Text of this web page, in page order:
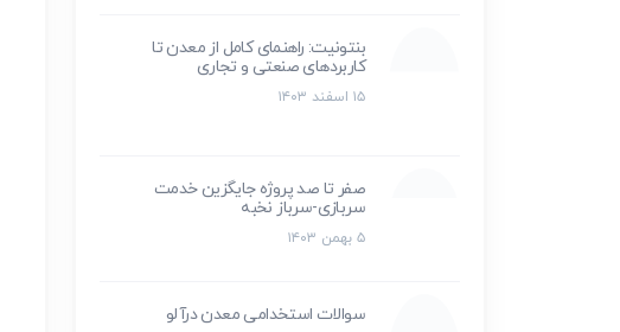
بنتونیت: راهنمای کامل از معدن تا
کاربردهای صنعتی و تجاری
۱۵ اسفند ۱۴۰۳
صفر تا صد پروژه جایگزین خدمت
سربازی-سرباز نخبه
۵ بهمن ۱۴۰۳
سوالات استخدامی معدن درآلو